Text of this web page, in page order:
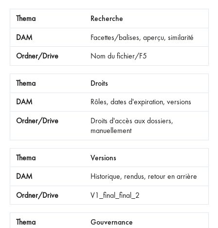
Recherche
Facettes/balises, aperçu, similarité
Nom du fichier/F5
Droits
Rôles, dates d'expiration, versions
Droits d'accès aux dossiers,
manuellement
Versions
Historique, rendus, retour en arrière
V1_final_final_2
Gouvernance